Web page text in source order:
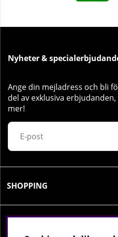
Nyheter &
Ange din mejladress och bli
del av exklusiva
mer!
SHOPPING